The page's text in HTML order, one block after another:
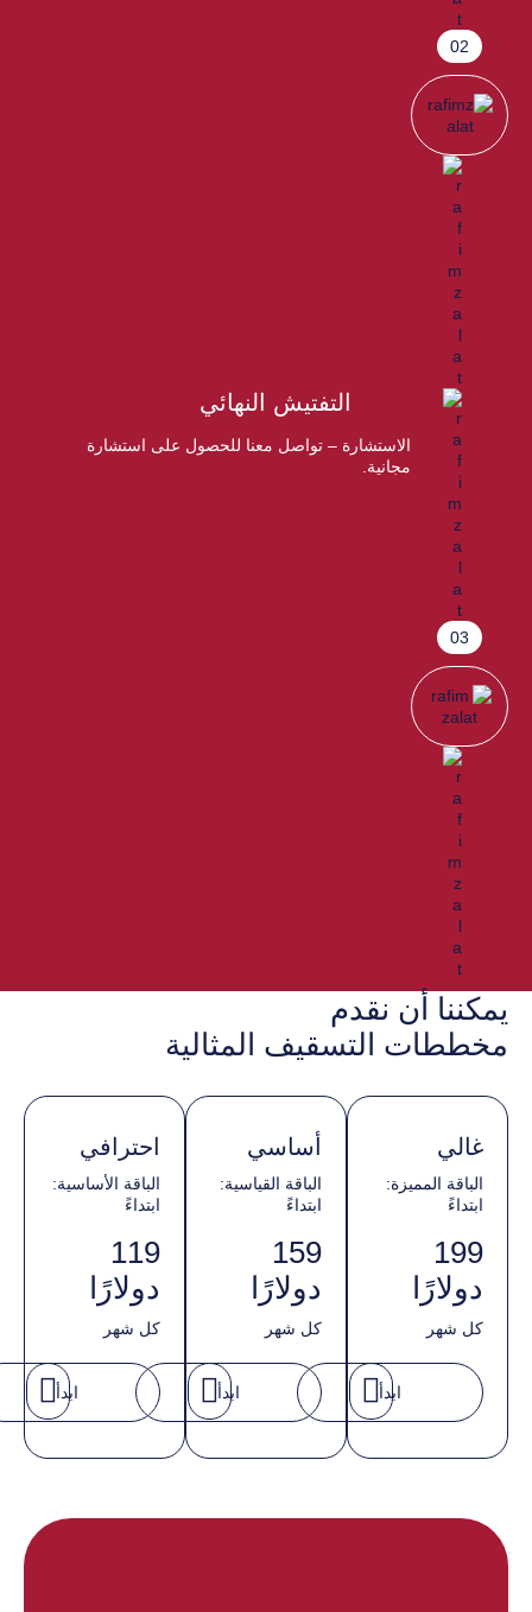
02
03
التفتيش النهائي
الاستشارة – تواصل معنا للحصول على استشارة
مجانية.
يمكننا أن نقدم
مخططات التسقيف المثالية
غالي
الباقة المميزة:
ابتداءً
199
دولارًا
كل شهر
ابدأ
أساسي
الباقة القياسية:
ابتداءً
159
دولارًا
كل شهر
ابدأ
احترافي
الباقة الأساسية:
ابتداءً
119
دولارًا
كل شهر
ابدأ